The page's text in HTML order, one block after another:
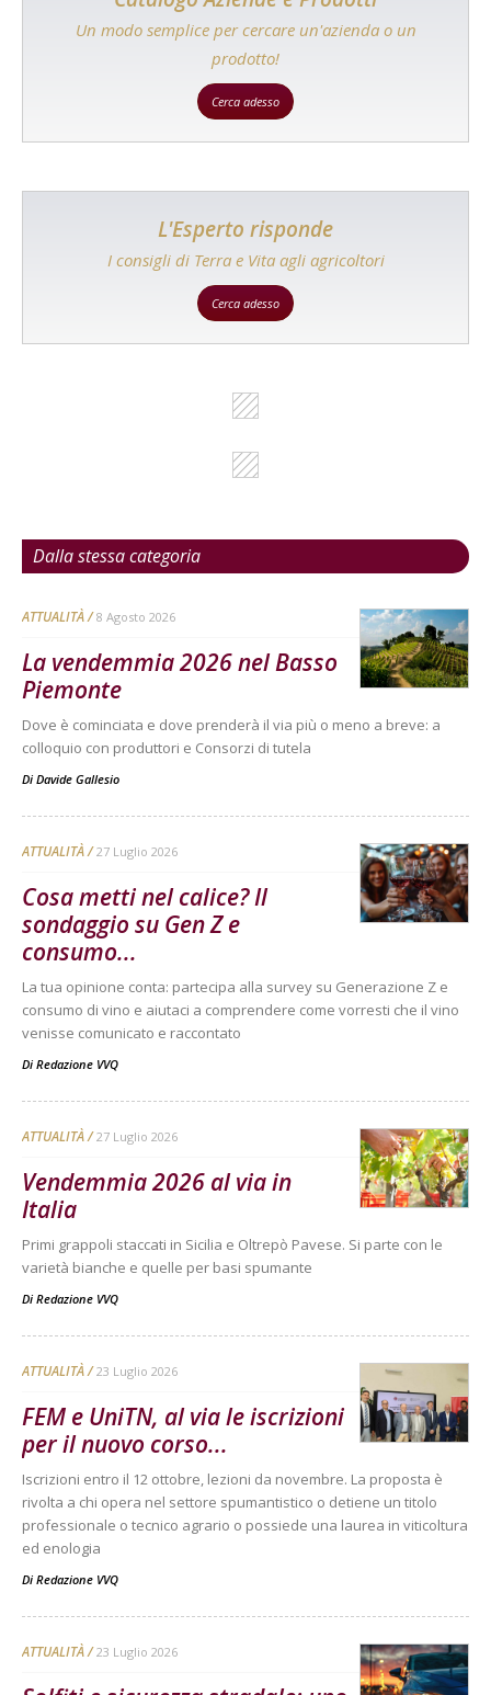
Un modo semplice per cercare un'azienda o un
prodotto!
Cerca adesso
L'Esperto risponde
I consigli di Terra e Vita agli agricoltori
Cerca adesso
Dalla stessa categoria
ATTUALITÀ 8 Agosto 2026
La vendemmia 2026 nel Basso
Piemonte
Dove è cominciata e dove prenderà il via più o meno a breve: a
colloquio con produttori e Consorzi di tutela
Di Davide Gallesio
ATTUALITÀ 27 Luglio 2026
Cosa metti nel calice? Il
sondaggio su Gen Z e
consumo...
La tua opinione conta: partecipa alla survey su Generazione Z e
consumo di vino e aiutaci a comprendere come vorresti che il vino
venisse comunicato e raccontato
Di Redazione VVQ
ATTUALITÀ 27 Luglio 2026
Vendemmia 2026 al via in
Italia
Primi grappoli staccati in Sicilia e Oltrepò Pavese. Si parte con le
varietà bianche e quelle per basi spumante
Di Redazione VVQ
ATTUALITÀ 23 Luglio 2026
FEM e UniTN, al via le iscrizioni
per il nuovo corso...
Iscrizioni entro il 12 ottobre, lezioni da novembre. La proposta è
rivolta a chi opera nel settore spumantistico o detiene un titolo
professionale o tecnico agrario o possiede una laurea in viticoltura
ed enologia
Di Redazione VVQ
ATTUALITÀ 23 Luglio 2026